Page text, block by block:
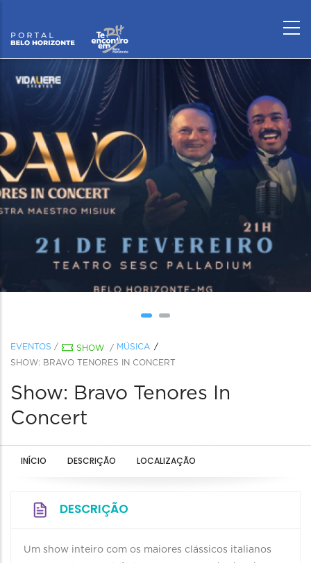
EVENTOS / SHOW / MÚSICA
SHOW: BRAVO TENORES IN CONCERT
Show: Bravo Tenores In
Concert
INÍCIO DESCRIÇÃO LOCALIZAÇÃO
DESCRIÇÃO
Um show inteiro com os maiores clássicos italianos